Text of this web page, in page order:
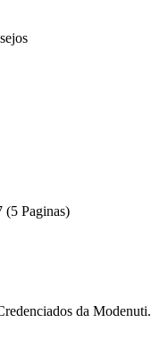
(5 Paginas)
da Modenuti.